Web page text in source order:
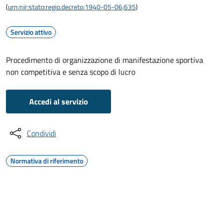
(urn:nir:stato:regio.decreto:1940-05-06;635)
Servizio attivo
Procedimento di organizzazione di manifestazione sportiva
non competitiva e senza scopo di lucro
Accedi al servizio
Condividi
Normativa di riferimento